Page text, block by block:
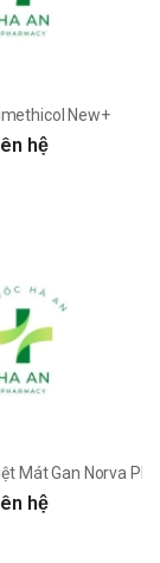
New+
hệ
Mát Gan Norva
hệ